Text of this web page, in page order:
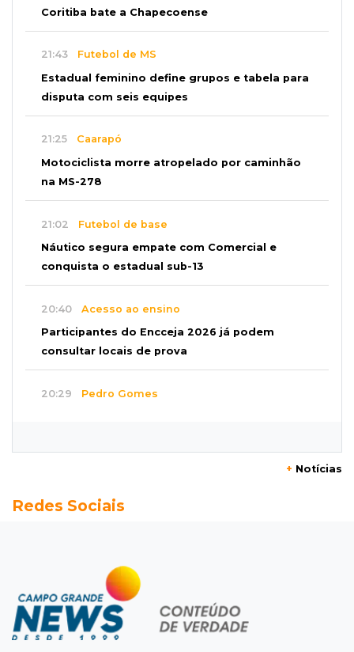
Coritiba bate a Chapecoense
21:43 Futebol de MS
Estadual feminino define grupos e tabela para
disputa com seis equipes
21:25 Caarapó
Motociclista morre atropelado por caminhão
na MS-278
21:02 Futebol de base
Náutico segura empate com Comercial e
conquista o estadual sub-13
20:40 Acesso ao ensino
Participantes do Encceja 2026 já podem
consultar locais de prova
20:29 Pedro Gomes
Pantanal treina em Goiânia antes de jogo que
Campeonato Brasileiro
Remo busca empate com Atlético-MG e segue
na zona de rebaixamento
+ Notícias
Redes Sociais